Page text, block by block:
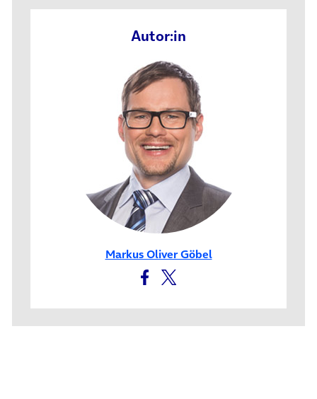
Autor:in
Markus Oliver Göbel